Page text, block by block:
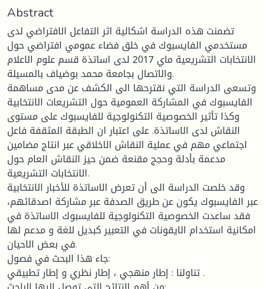
Abstract
تضمنت هذه الدراسة اشكالية اثر التفاعل الافتراضي لدى
مستخدمي الفايسبوك في خلق فضاء عمومي افتراضي حول
الانتخابات التشريعية ماي 2017 لدى اساتذة قسم علوم الاعلام
والاتصال بجامعة محمد بوضياف بالمسيلة.
وتسعى الدراسة التي نقترحها الى الكشف عن مدى مساهمة
الفايسبوك في المشاركة العمومية حول التشريعات الانتخابية
وكذا تأثير الخصوصية التكنولوجية للفايسبوك على مستوى
النقاش لدى الاساتذة. على اعتبار ان الطبقة المثقفة فاعل
اجتماعي مهم في عملية النقاش الاخلاقي عبر انتاج مضامين
مدعمة بأدلة وحجج مقنعة ضمن حيز النقاش العام حول
الانتخابات التشريعية.
وقد خلصت الدراسة الى أن تعرض الاساتذة للأخبار الانتخابية
عبر الفايسبوك يكون عن طريق الصدفة عبر مشاركة اصدقائهم،
فقد ساعدت الخصوصية التكنولوجية للفايسبوك الاساتذة في
امكانية استخدام الايقونات في التعبير كبديل للغة و مدعم لها
في بعض الاحيان.
جاء هذا البحث في فصول:
تناولنا : إطار منهجي ، إطار نظري و إطار تطبيقي .